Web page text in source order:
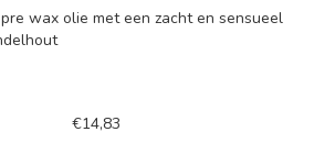
wax olie met een zacht en sensueel
€14,83